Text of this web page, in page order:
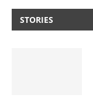
STORIES